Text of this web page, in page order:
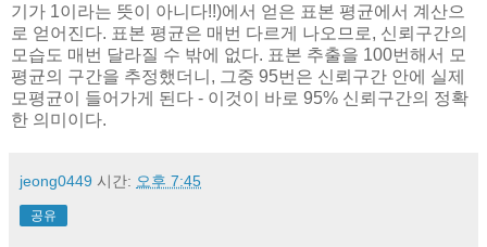
기가 1이라는 뜻이 아니다!!)에서 얻은 표본 평균에서 계산으
로 얻어진다. 표본 평균은 매번 다르게 나오므로, 신뢰구간의
모습도 매번 달라질 수 밖에 없다. 표본 추출을 100번해서 모
평균의 구간을 추정했더니, 그중 95번은 신뢰구간 안에 실제
모평균이 들어가게 된다 - 이것이 바로 95% 신뢰구간의 정확
한 의미이다.
jeong0449 시간: 오후 7:45
공유